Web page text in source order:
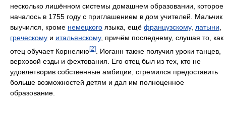
несколько лишённом системы домашнем образовании, которое
началось в 1755 году с приглашением в дом учителей. Мальчик
выучился, кроме немецкого языка, ещё французскому, латыни
греческому и итальянскому, причём последнему, слушая то, как
отец обучает Корнелию[2]
. Иоганн также получил уроки танцев,
верховой езды и фехтования. Его отец был из тех, кто не
удовлетворив собственные амбиции, стремился предоставить
больше возможностей детям и дал им полноценное
образование.